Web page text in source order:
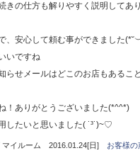
きの仕方も解りやすく説明してあ
、安心して頼む事ができました
いですね
らせメールはどこのお店もあるこ
！ありがとうございました(*^^*)
したいと思いました( ˙³˙)~♡
マイルーム 2016.01.24[日] お客様の